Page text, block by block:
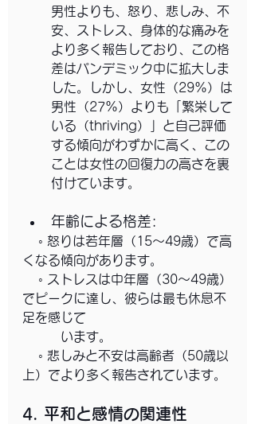
男性よりも、怒り、悲しみ、不
安、ストレス、身体的な痛みを
より多く報告しており、この格
差はパンデミック中に拡大しま
した。しかし、女性（29%）は
男性（27%）よりも「繁栄して
いる（thriving）」と自己評価
する傾向がわずかに高く、この
ことは女性の回復力の高さを裏
付けています。
年齢による格差:
くなる傾向があります。
でピークに達し、彼らは最も休息不
足を感じて
います。
上）でより多く報告されています。
4. 平和と感情の関連性